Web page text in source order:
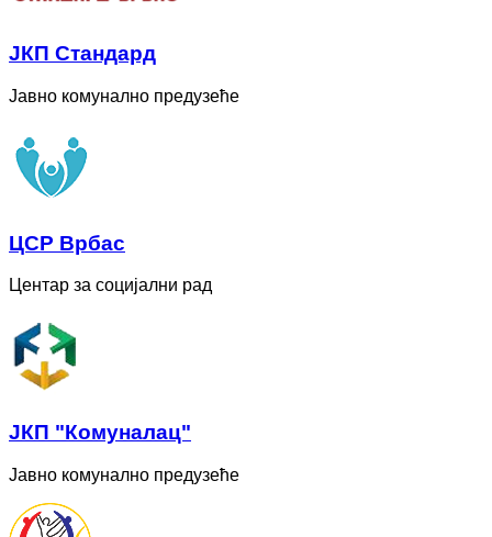
ЈКП Стандард
Јавно комунално предузеће
ЦСР Врбас
Центар за социјални рад
ЈКП "Комуналац"
Јавно комунално предузеће